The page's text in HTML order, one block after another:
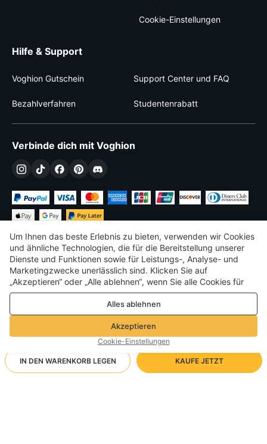
IN DEN WARENKORB LEGEN KAUFE JETZT
Cookie-Einstellungen
Hilfe & Support
Voghion Gutschein Support Center und FAQ
Bezahlverfahren Studentenrabatt
Verbinde dich mit Voghion
€ EUR Germany
©2026 Voghion
Terms & amp; Bedingungen
Datenschutz- und Cookie-Richtlinie
Community-Richtlinien
Um Ihnen das beste Erlebnis zu bieten, verwenden wir Cookies
und ähnliche Technologien, die für die Bereitstellung unserer
Dienste und Funktionen sowie für Leistungs-, Analyse- und
Marketingzwecke unerlässlich sind. Klicken Sie auf
„Akzeptieren“ oder „Alle ablehnen“, wenn Sie alle Cookies für
Leistungs-, Analyse- und Marketingzwecke zulassen oder
ablehnen möchten. Weitere Informationen finden Sie in unserer
Datenschutz- und Cookie-Richtlinie
Alles ablehnen
Akzeptieren
Cookie-Einstellungen